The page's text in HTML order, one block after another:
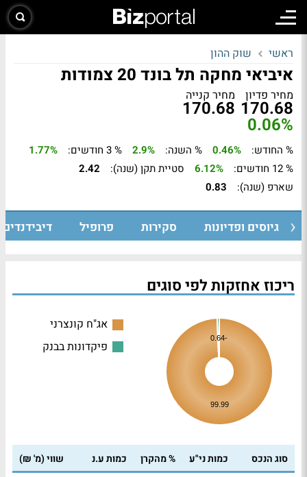
ראשי שוק ההון
איביאי מחקה תל בונד 20 צמודות
מחיר פדיון
170.68
מחיר קנייה
170.68
0.06%
% החודש: 0.46% % השנה: 2.9% % 3 חודשים:
1.77%
% 12 חודשים:
6.12% סטיית תקן (שנה):
2.42
שארפ (שנה):
0.83
גיוסים ופדיונות סקירות פרופיל דיבידנדים
ריכוז אחזקות לפי סוגים
99.99
-0.64
אג"ח קונצרני
פיקדונות בבנק
סוג הנכס כמות ני"ע % מהקרן כמות ע.נ
שווי (מ' ₪)